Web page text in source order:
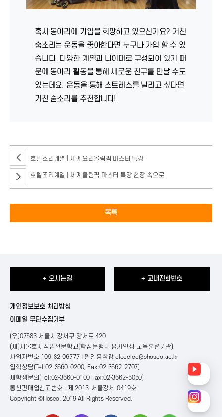
혹시 동아리에 가입을 희망하고 있으신가요? 거친
숨소리는 운동을 좋아한다면 누구나 가입 할 수 있
습니다. 다양한 계열과 나이대로 구성되어 있기 때
문에 동아리 활동을 통해 새로운 친구를 만날 수도
있는데요. 운동을 통해 스트레스를 날리고 싶다면
거친 숨소리를 추천합니다!
호텔조리계열 | 세계요리올림픽 마스터 특강
호텔조리계열 | 세계올림픽 마스터 특강 현장 속으로
목록
+ 오시는길 + 교내전화번호
개인정보보호 처리방침
이메일 무단수집거부
(우)07583 서울시 강서구 강서로 420
(재)서울호서직업전문학교(학점은행제 평가인정 교육훈련기관)
사업자번호 109-82-06777 | 원일용학장 clccclcc@shoseo.ac.kr
입학상담(Tel:02-3660-0200, Fax:02-3662-2707)
재학생문의(Tel:02-3660-0100 Fax:02-3662-5050)
통신판매업신고번호 : 제 2013-서울강서-0419호
Copyright ©Hoseo. 2019 All Rights Reserved.